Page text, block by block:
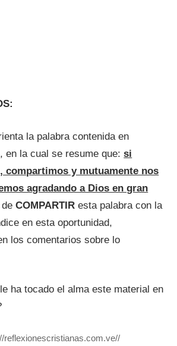
la palabra contenida en
, en la cual se resume que:si
compartimos y mutuamente nos
agradando a Dios en gran
deCOMPARTIR esta palabra con la
en esta oportunidad,
los comentarios sobre lo
ha tocado el alma este material en